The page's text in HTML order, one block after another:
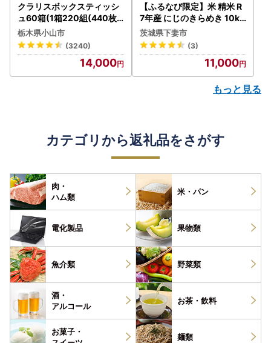
クラリスボックスティッシ
ュ60箱(1箱220組(440枚))
(5個入り×12セット)【配送
不可地域：離島・沖縄県】
【1256759】
栃木県小山市
(3240)
14,000
【ふるなび限定】米 精米 R
7年産 にじのきらめき 10kg
10月 FN-Limited-PR
茨城県下妻市
(3)
11,000
もっと見る
カテゴリから返礼品をさがす
肉・
ハム類
米・パン
電化製品 果物類
魚介類 野菜類
酒・
アルコール
お茶・ 飲料
お菓子・
麺類